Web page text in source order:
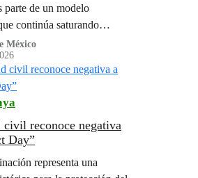
parte de un modelo
continúa saturando
ya sometidos a presiones
desarrollos turísticos,
extractivos y de
Pero antes de que las
de seguir con
destructivos, como lo
con su proyecto
es necesario…
México
civil reconoce negativa
Day”
representa una